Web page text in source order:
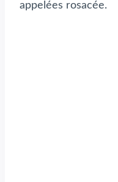
appelées rosacée.